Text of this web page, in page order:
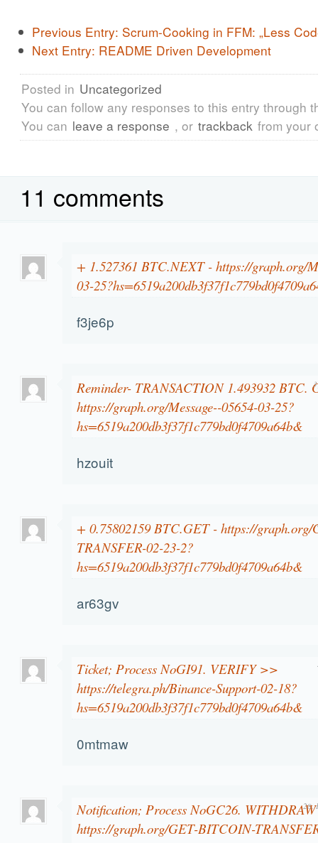
Previous Entry: Scrum-Cooking in FFM: „Less
Next Entry: README Driven Development
Posted in Uncategorized
You can follow any responses to this entry through
You can leave a response , or trackback from your
11 comments
+ 1.527361 BTC.NEXT - https://graph.org/
03-
f3je6p
Reminder- TRANSACTION 1.493932 BTC.
https://graph.org/Message--05654-03-25?
hs=6519a200db3f37f1c779bd0f4709a64b&
hzouit
+ 0.75802159 BTC.GET - https://
TRANSFER-02-23-2?
hs=6519a200db3f37f1c779bd0f4709a64b&
ar63gv
Ticket; Process NoGI91. VERIFY >>
https://telegra.ph/Binance-Support-02-18?
hs=6519a200db3f37f1c779bd0f4709a64b&
0mtmaw
Notification; Process NoGC26.
https://graph.org/GET-BITCOIN-
28.